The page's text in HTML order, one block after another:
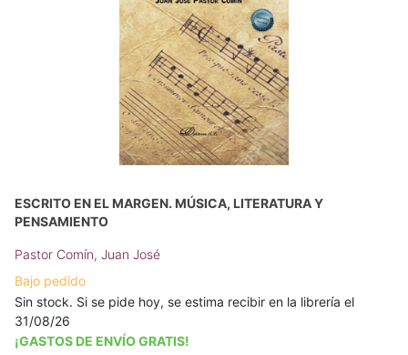
ESCRITO EN EL MARGEN. MÚSICA, LITERATURA Y
PENSAMIENTO
Pastor Comín, Juan José
Bajo pedido
Sin stock. Si se pide hoy, se estima recibir en la librería el
31/08/26
¡GASTOS DE ENVÍO GRATIS!